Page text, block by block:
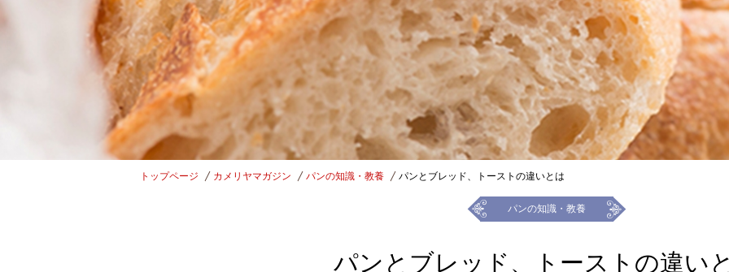
トップページ カメリヤマガジン パンの知識・教養 パンとブレッド、トーストの違いとは
パンの知識・教養
パンとブレッド、トーストの違い